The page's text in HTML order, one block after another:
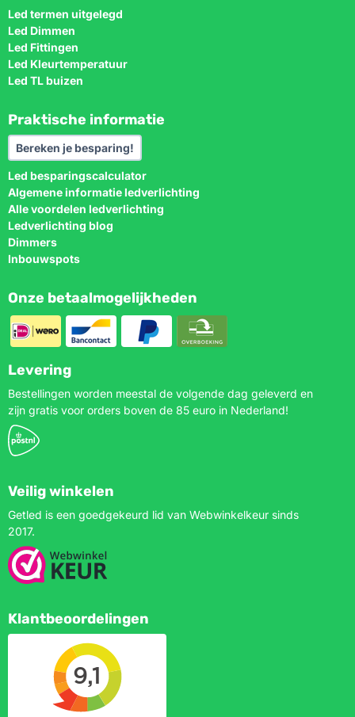
Led termen uitgelegd
Led Dimmen
Led Fittingen
Led Kleurtemperatuur
Led TL buizen
Praktische informatie
Bereken je besparing!
Led besparingscalculator
Algemene informatie ledverlichting
Alle voordelen ledverlichting
Ledverlichting blog
Dimmers
Inbouwspots
Onze betaalmogelijkheden
Levering
Bestellingen worden meestal de volgende dag geleverd en
zijn gratis voor orders boven de 85 euro in Nederland!
Veilig winkelen
Getled is een goedgekeurd lid van Webwinkelkeur sinds
2017.
Klantbeoordelingen